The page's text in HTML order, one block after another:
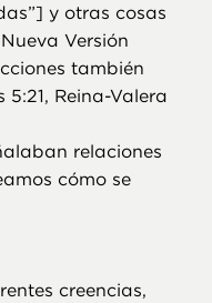
y otras cosas
Versión
también
Reina-Valera
relaciones
cómo se
creencias,